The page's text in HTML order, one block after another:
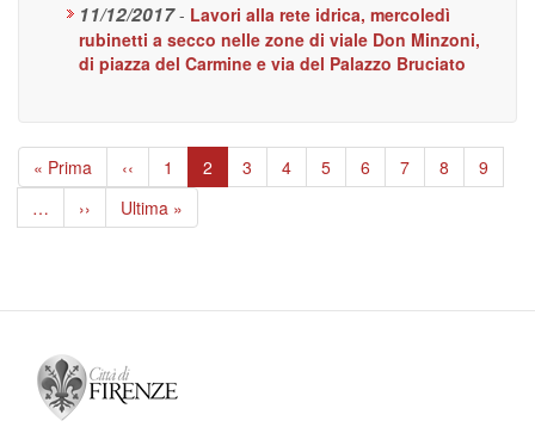
11/12/2017 - Lavori alla rete idrica, mercoledì
rubinetti a secco nelle zone di viale Don Minzoni,
di piazza del Carmine e via del Palazzo Bruciato
Paginazione
Prima
pagina
« Prima
Pagina
precedente
‹‹ Page
1
Pagina
attuale
2 Page
3 Page
4 Page
5 Page
6 Page
7 Page
8 Page
9
…
Pagina
successiva
››
Ultima
pagina
Ultima »